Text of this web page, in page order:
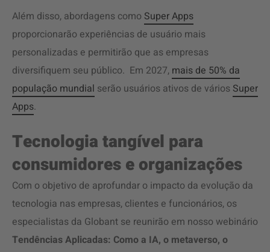
Além disso, abordagens como Super Apps
proporcionarão experiências de usuário mais
personalizadas e permitirão que as empresas
diversifiquem seu público. Em 2027, mais de 50% da
população mundial serão usuários ativos de vários Super
Apps.
Tecnologia tangível para
consumidores e organizações
Com o objetivo de aprofundar o impacto da evolução da
tecnologia nas empresas, clientes e funcionários, os
especialistas da Globant se reunirão em nosso webinário
Tendências Aplicadas: Como a IA, o metaverso, o